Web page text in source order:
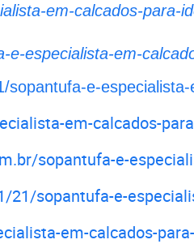
em-calcados-para-
especialista-em-
e-
em-calcados-
sopantufa-e-
sopantufa-e-
em-calcados-